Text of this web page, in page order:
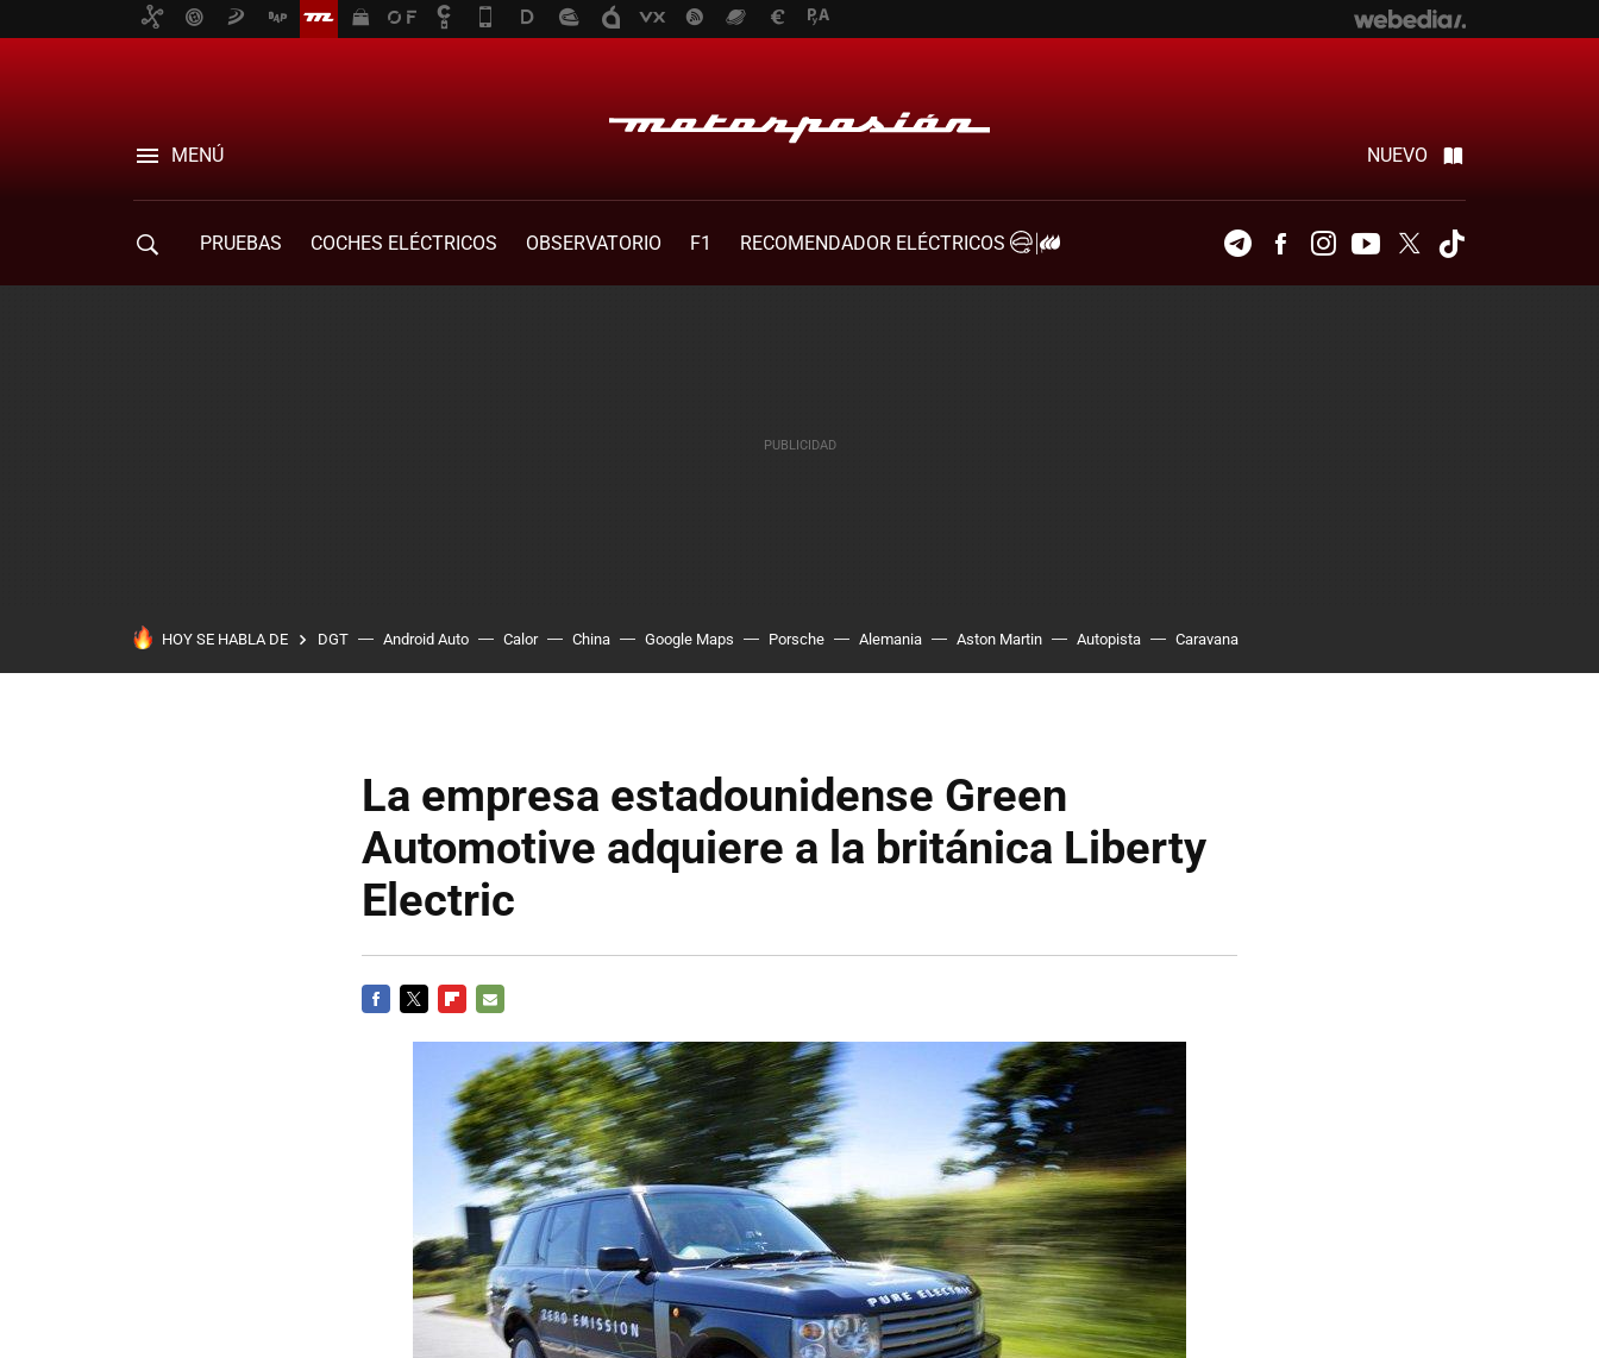
MENÚ NUEVO
PRUEBAS COCHES ELÉCTRICOS OBSERVATORIO F1
RECOMENDADOR ELÉCTRICOS
TelegramFacebookInstagramYoutubeTwitter
HOY SE HABLA DE DGT Android Auto Calor China Google Maps Porsche Alemania Aston Martin Autopista Caravana
La empresa estadounidense Green
Automotive adquiere a la británica Liberty
Electric
MAIL